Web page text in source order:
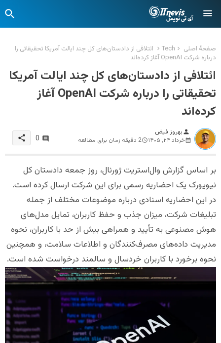
صفحهٔ اصلی Tech
ائتلافی از دادستان‌های کل چند ایالت آمریکا تحقیقاتی را
درباره شرکت OpenAI آغاز کرده‌اند
ائتلافی از دادستان‌های کل چند ایالت آمریکا
تحقیقاتی را درباره شرکت OpenAI آغاز
کرده‌اند
person بهروز فیض
خرداد ۲۴, ۱۴۰۵
2 دقیقه زمان برای مطالعه 0
share
بر اساس گزارش وال‌استریت ژورنال، روز جمعه دادستان کل
نیویورک یک احضاریه رسمی برای این شرکت ارسال کرده است.
در این احضاریه اسنادی درباره موضوعات مختلف از جمله
تبلیغات شرکت، میزان جذب و حفظ کاربران، تمایل مدل‌های
هوش مصنوعی به تأیید و همراهی بیش از حد با کاربران، نحوه
مدیریت داده‌های مصرف‌کنندگان و اطلاعات سلامت، و همچنین
نحوه برخورد با کاربران خردسال و سالمند درخواست شده است.